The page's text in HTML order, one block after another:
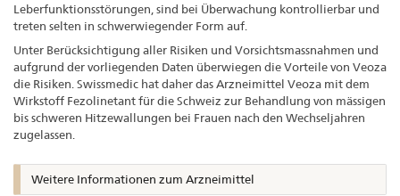
Leberfunktionsstörungen, sind bei Überwachung kontrollierbar und
treten selten in schwerwiegender Form auf.
Unter Berücksichtigung aller Risiken und Vorsichtsmassnahmen und
aufgrund der vorliegenden Daten überwiegen die Vorteile von Veoza
die Risiken. Swissmedic hat daher das Arzneimittel Veoza mit dem
Wirkstoff Fezolinetant für die Schweiz zur Behandlung von mässigen
bis schweren Hitzewallungen bei Frauen nach den Wechseljahren
zugelassen.
Weitere Informationen zum Arzneimittel